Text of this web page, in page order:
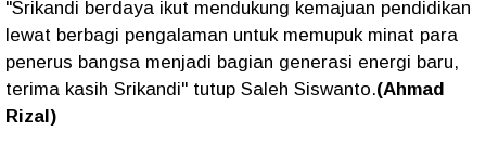
"Srikandi berdaya ikut mendukung kemajuan pendidikan
lewat berbagi pengalaman untuk memupuk minat para
penerus bangsa menjadi bagian generasi energi baru,
terima kasih Srikandi" tutup Saleh Siswanto.(Ahmad
Rizal)